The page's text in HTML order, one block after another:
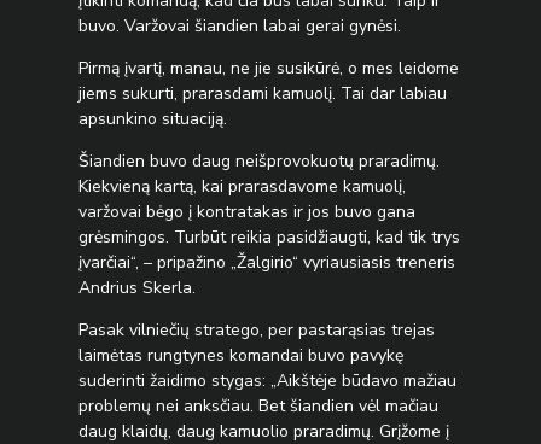
buvo. Varžovai šiandien labai gerai gynėsi.
Pirmą įvartį, manau, ne jie susikūrė, o mes leidome
jiems sukurti, prarasdami kamuolį. Tai dar labiau
apsunkino situaciją.
Šiandien buvo daug neišprovokuotų praradimų.
Kiekvieną kartą, kai prarasdavome kamuolį,
varžovai bėgo į kontratakas ir jos buvo gana
grėsmingos. Turbūt reikia pasidžiaugti, kad tik trys
įvarčiai“, – pripažino „Žalgirio“ vyriausiasis treneris
Andrius Skerla.
Pasak vilniečių stratego, per pastarąsias trejas
laimėtas rungtynes komandai buvo pavykę
suderinti žaidimo stygas: „Aikštėje būdavo mažiau
problemų nei anksčiau. Bet šiandien vėl mačiau
daug klaidų, daug kamuolio praradimų. Grįžome į